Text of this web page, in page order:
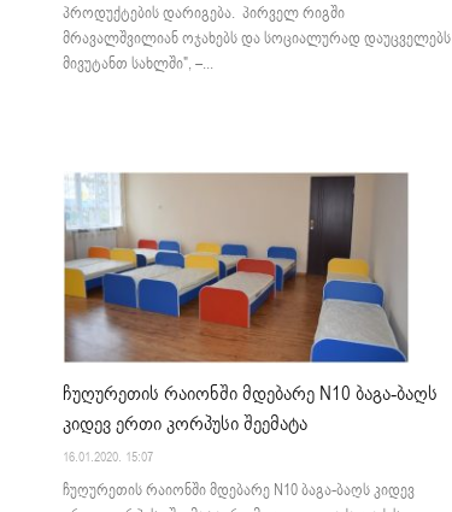
პროდუქტების დარიგება. პირველ რიგში
მრავალშვილიან ოჯახებს და სოციალურად დაუცველებს
მივუტანთ სახლში", –...
ჩუღურეთის რაიონში მდებარე N10 ბაგა-ბაღს
კიდევ ერთი კორპუსი შეემატა
16.01.2020. 15:07
ჩუღურეთის რაიონში მდებარე N10 ბაგა-ბაღს კიდევ